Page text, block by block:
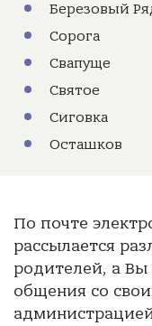
Березовый
Сорога
Свапуще
Святое
Сиговка
Осташков
По почте
рассылается
родителей, а
общения со